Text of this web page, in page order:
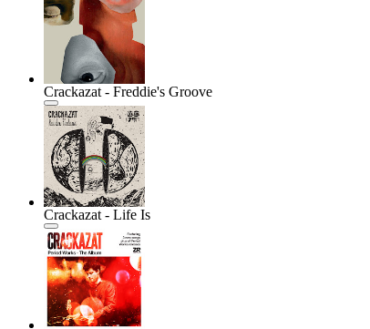
Crackazat - Freddie's Groove
Crackazat - Life Is